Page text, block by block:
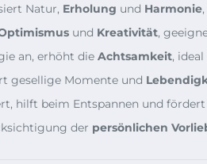
Natur, Erholung und Harmonie
und Kreativität,
an, erhöht die Achtsamkeit,
gesellige Momente und
hilft beim Entspannen und
der persönlichen